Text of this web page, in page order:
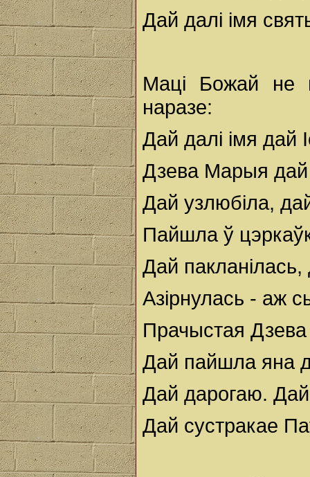
Дай далі імя
Маці Божай не
наразе:
Дай далі імя дай
Дзева Марыя дай
Дай узлюбіла,
Пайшла ў
Дай пакланілась,
Азірнулась - аж
Прачыстая
Дай пайшла яна
Дай дарогаю.
Дай сустракае